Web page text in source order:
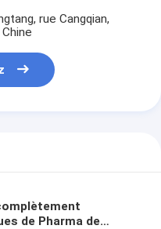
rue Cangqian,
de Pharma de